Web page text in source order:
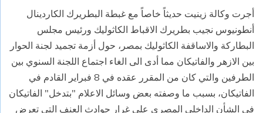
أجرت وكالة زينيت حديثاً خاصاً مع غبطة البطريرك الكاردينال
أنطونيوس نجيب بطريرك الاقباط الكاثوليك ورئيس مجلس
البطاركة والاساقفة الكاثوليك بمصر، حول أزمة تجميد لجنة الحوار
بين الازهر والفاتيكان مما أدى الى الغاء اجتماع اللجنة السنوي بين
الطرفين والتي كان من المقرر عقده في 8 فبراير القادم في
الفاتيكان، بسبب ما وصفته بعض وسائل الاعلام "بتدخل" الفاتيكان
في الشأن الداخلي المصري على غرار حوادث العنف التي تعرض